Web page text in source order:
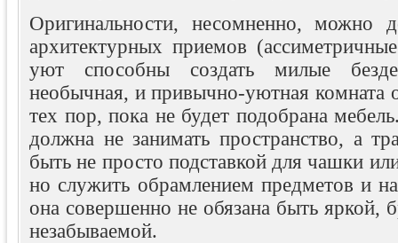
Оригинальности, несомненно, можно
архитектурных приемов
уют способны создать милые
необычная, и привычно-уютная комната
тех пор, пока не будет подобрана
должна не занимать пространство, а
быть не просто подставкой для чашки
но служить обрамлением предметов и
она совершенно не обязана быть яркой,
незабываемой.